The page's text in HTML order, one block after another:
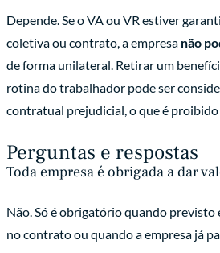
Depende. Se o VA ou VR estiver
coletiva ou contrato, a empresa não
de forma unilateral. Retirar um
rotina do trabalhador pode ser
contratual prejudicial, o que é proibido
Perguntas e respostas
Toda empresa é obrigada a dar
Não. Só é obrigatório quando previsto
no contrato ou quando a empresa já